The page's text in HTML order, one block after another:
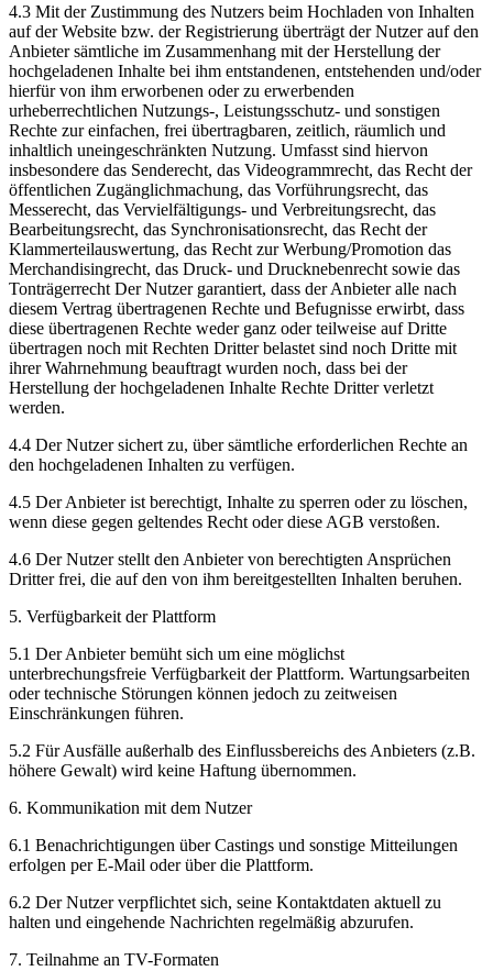
4.3 Mit der Zustimmung des Nutzers beim Hochladen von Inhalten
auf der Website bzw. der Registrierung überträgt der Nutzer auf den
Anbieter sämtliche im Zusammenhang mit der Herstellung der
hochgeladenen Inhalte bei ihm entstandenen, entstehenden und/oder
hierfür von ihm erworbenen oder zu erwerbenden
urheberrechtlichen Nutzungs-, Leistungsschutz- und sonstigen
Rechte zur einfachen, frei übertragbaren, zeitlich, räumlich und
inhaltlich uneingeschränkten Nutzung. Umfasst sind hiervon
insbesondere das Senderecht, das Videogrammrecht, das Recht der
öffentlichen Zugänglichmachung, das Vorführungsrecht, das
Messerecht, das Vervielfältigungs- und Verbreitungsrecht, das
Bearbeitungsrecht, das Synchronisationsrecht, das Recht der
Klammerteilauswertung, das Recht zur Werbung/Promotion das
Merchandisingrecht, das Druck- und Drucknebenrecht sowie das
Tonträgerrecht Der Nutzer garantiert, dass der Anbieter alle nach
diesem Vertrag übertragenen Rechte und Befugnisse erwirbt, dass
diese übertragenen Rechte weder ganz oder teilweise auf Dritte
übertragen noch mit Rechten Dritter belastet sind noch Dritte mit
ihrer Wahrnehmung beauftragt wurden noch, dass bei der
Herstellung der hochgeladenen Inhalte Rechte Dritter verletzt
werden.
4.4 Der Nutzer sichert zu, über sämtliche erforderlichen Rechte an
den hochgeladenen Inhalten zu verfügen.
4.5 Der Anbieter ist berechtigt, Inhalte zu sperren oder zu löschen,
wenn diese gegen geltendes Recht oder diese AGB verstoßen.
4.6 Der Nutzer stellt den Anbieter von berechtigten Ansprüchen
Dritter frei, die auf den von ihm bereitgestellten Inhalten beruhen.
5. Verfügbarkeit der Plattform
5.1 Der Anbieter bemüht sich um eine möglichst
unterbrechungsfreie Verfügbarkeit der Plattform. Wartungsarbeiten
oder technische Störungen können jedoch zu zeitweisen
Einschränkungen führen.
5.2 Für Ausfälle außerhalb des Einflussbereichs des Anbieters (z.B.
höhere Gewalt) wird keine Haftung übernommen.
6. Kommunikation mit dem Nutzer
6.1 Benachrichtigungen über Castings und sonstige Mitteilungen
erfolgen per E-Mail oder über die Plattform.
6.2 Der Nutzer verpflichtet sich, seine Kontaktdaten aktuell zu
halten und eingehende Nachrichten regelmäßig abzurufen.
7. Teilnahme an TV-Formaten